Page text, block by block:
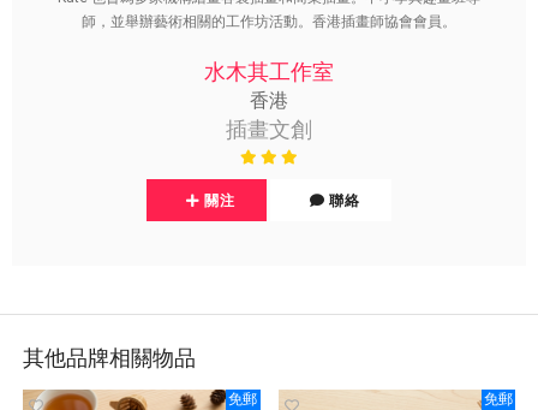
師，並舉辦藝術相關的工作坊活動。香港插畫師協會會員。
水木其工作室
香港
插畫文創
關注 聯絡
其他品牌相關物品
免郵 免郵